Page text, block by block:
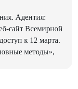
Адентия:
сайт Всемирной
к 12 марта.
методы»,